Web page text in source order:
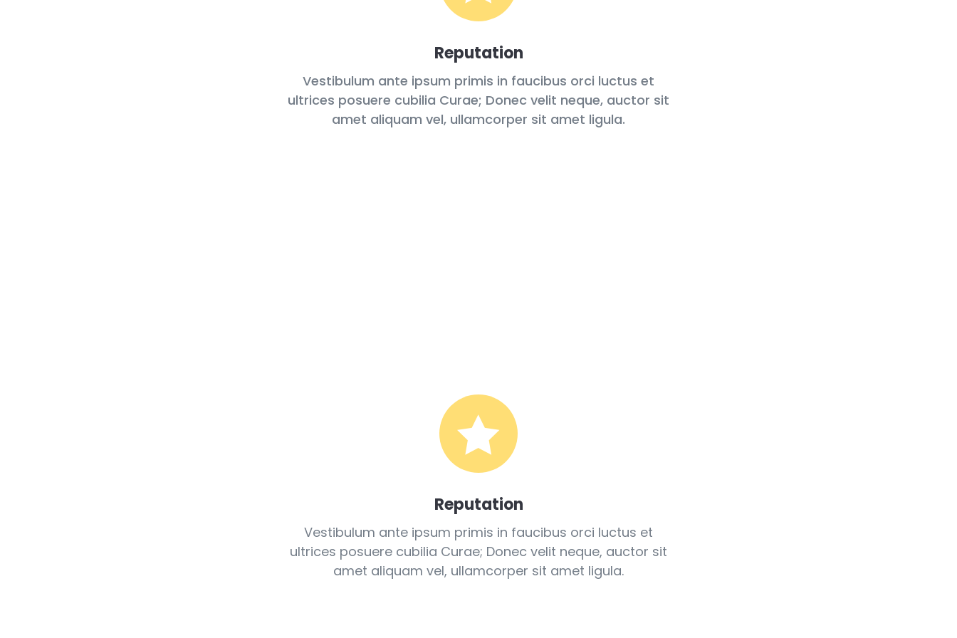
Reputation
Vestibulum ante ipsum primis in faucibus orci luctus et
ultrices posuere cubilia Curae; Donec velit neque, auctor sit
amet aliquam vel, ullamcorper sit amet ligula.

Reputation
Vestibulum ante ipsum primis in faucibus orci luctus et
ultrices posuere cubilia Curae; Donec velit neque, auctor sit
amet aliquam vel, ullamcorper sit amet ligula.